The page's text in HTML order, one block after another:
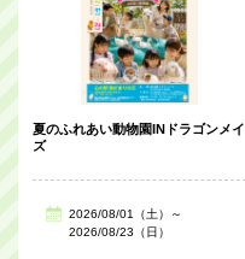
夏のふれあい動物園INドラゴンメイ
ズ
2026/08/01（土）～
2026/08/23（日）